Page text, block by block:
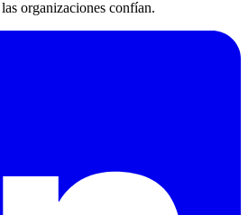
organizaciones confían.